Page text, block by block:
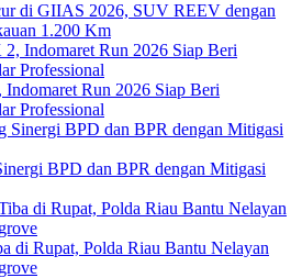
di GIIAS 2026, SUV REEV dengan
1.200 Km
Run 2026 Siap Beri
Professional
BPD dan BPR dengan Mitigasi
di Rupat, Polda Riau Bantu Nelayan